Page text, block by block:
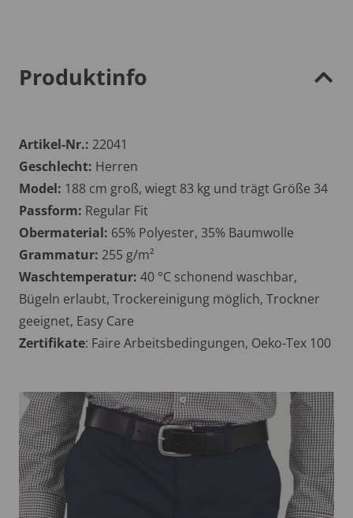
Produktinfo
Artikel-Nr.: 22041
Geschlecht: Herren
Model: 188 cm groß, wiegt 83 kg und trägt Größe 34
Passform: Regular Fit
Obermaterial: 65% Polyester, 35% Baumwolle
Grammatur: 255 g/m²
Waschtemperatur: 40 °C schonend waschbar,
Bügeln erlaubt, Trockereinigung möglich, Trockner
geeignet, Easy Care
Zertifikate: Faire Arbeitsbedingungen, Oeko-Tex 100